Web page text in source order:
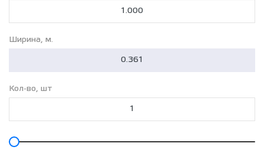
Ширина, м.
Кол-во, шт